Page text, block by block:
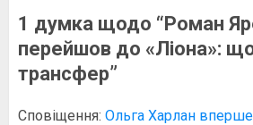
1 думка щодо “Роман
перейшов до «Ліона»:
трансфер”
Сповіщення: Ольга Харлан